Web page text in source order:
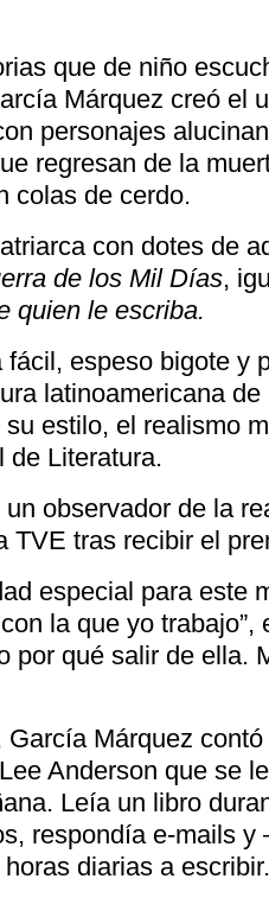
que de niño
Márquez creó el
personajes
regresan de la
colas de cerdo.
con dotes de
de los Mil Días,
quien le escriba.
espeso bigote y
latinoamericana
estilo, el realismo
de Literatura.
observador de la
TVE tras recibir el
especial para este
la que yo trabajo”,
por qué salir de ella.
Márquez
Anderson que se
Leía un libro
respondía e-mails y
diarias a escribir.